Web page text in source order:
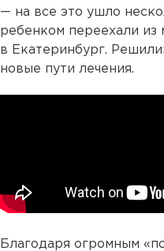
— на все это ушло
ребенком переехали из
в Екатеринбург.
новые пути лечения.
Благодаря огромным